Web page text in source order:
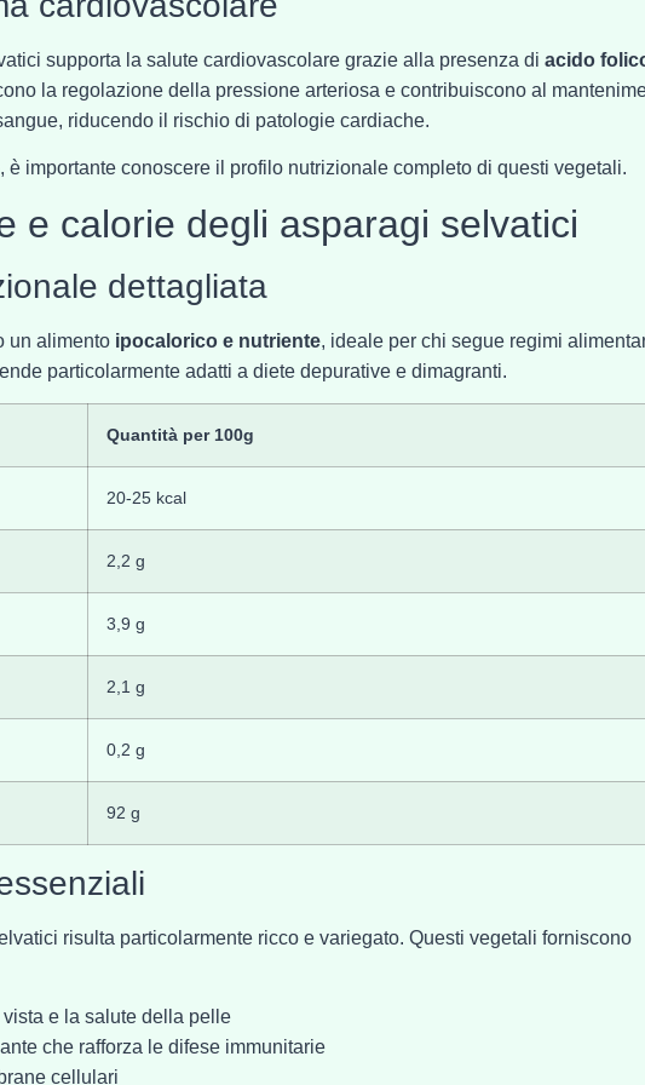
supporta la salute cardiovascolare grazie alla presenza di acido
la regolazione della pressione arteriosa e contribuiscono al
riducendo il rischio di patologie cardiache.
importante conoscere il profilo nutrizionale completo di questi vegetali.
e calorie degli asparagi selvatici
dettagliata
un alimento ipocalorico e nutriente, ideale per chi segue regimi
particolarmente adatti a diete depurative e dimagranti.
Quantità per 100g
20-25 kcal
2,2 g
3,9 g
2,1 g
0,2 g
92 g
risulta particolarmente ricco e variegato. Questi vegetali forniscono
e la salute della pelle
che rafforza le difese immunitarie
cellulari